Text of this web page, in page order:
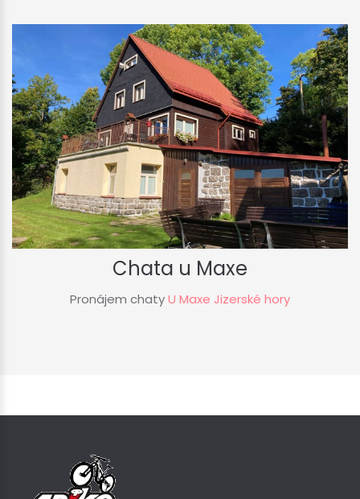
Chata u Maxe
Pronájem chatyU Maxe Jizerské hory